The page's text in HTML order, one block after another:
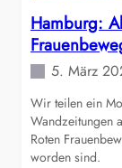
Hamburg:
5. März
Wir teilen ein
Wandzeitungen
Roten
worden sind.